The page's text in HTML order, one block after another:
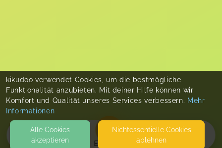
EVENTS
kikudoo verwendet Cookies, um die bestmögliche
Funktionalität anzubieten. Mit deiner Hilfe können wir
Komfort und Qualität unseres Services verbessern. Mehr
Informationen
Alle Cookies
akzeptieren
Nicht­essentielle Cookies
ablehnen